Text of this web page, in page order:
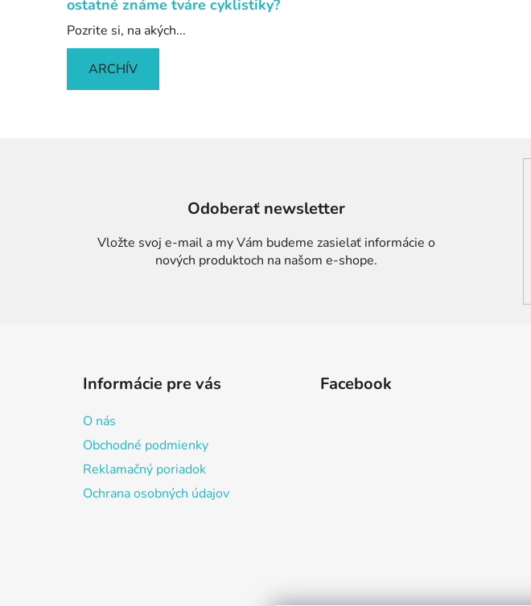
ostatné známe tváre cyklistiky?
Pozrite si, na akých...
ARCHÍV
Odoberať newsletter
Vložte svoj e-mail a my Vám budeme zasielať informácie o
nových produktoch na našom e-shope.
Informácie pre vás
O nás
Obchodné podmienky
Reklamačný poriadok
Ochrana osobných údajov
Facebook